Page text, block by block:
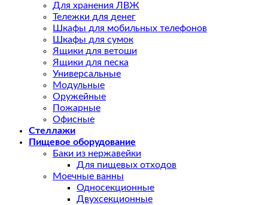
Для хранения ЛВЖ
Тележки для денег
Шкафы для мобильных телефонов
Шкафы для сумок
Ящики для ветоши
Ящики для песка
Универсальные
Модульные
Оружейные
Пожарные
Офисные
Стеллажи
Пищевое оборудование
Баки из нержавейки
Для пищевых отходов
Моечные ванны
Односекционные
Двухсекционные